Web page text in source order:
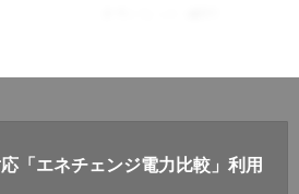
「エネチェンジ電力比較」利用